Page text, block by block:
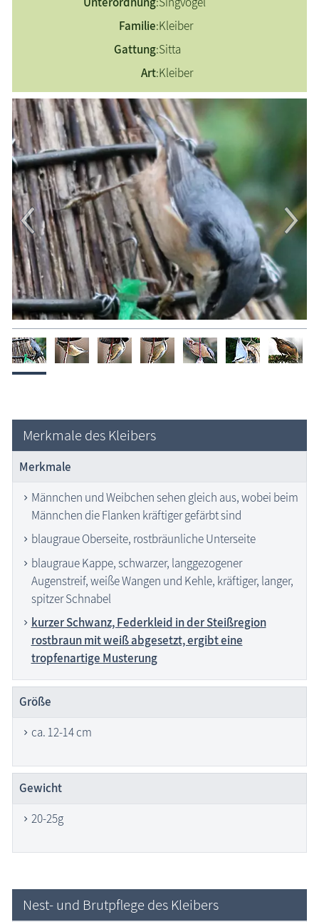
Maritimes
Sehenswertes
Traditionelles
Zeitzeugen
Begriffe erklärt
Veranstaltungen
Blog
Familie:Kleiber
Gattung:Sitta
Art:Kleiber
Merkmale des Kleibers
Merkmale
Männchen und Weibchen sehen gleich aus, wobei beim
Männchen die Flanken kräftiger gefärbt sind
blaugraue Oberseite, rostbräunliche Unterseite
blaugraue Kappe, schwarzer, langgezogener
Augenstreif, weiße Wangen und Kehle, kräftiger, langer,
spitzer Schnabel
kurzer Schwanz, Federkleid in der Steißregion
rostbraun mit weiß abgesetzt, ergibt eine
tropfenartige Musterung
Größe
ca. 12-14 cm
Gewicht
20-25g
Nest- und Brutpflege des Kleibers